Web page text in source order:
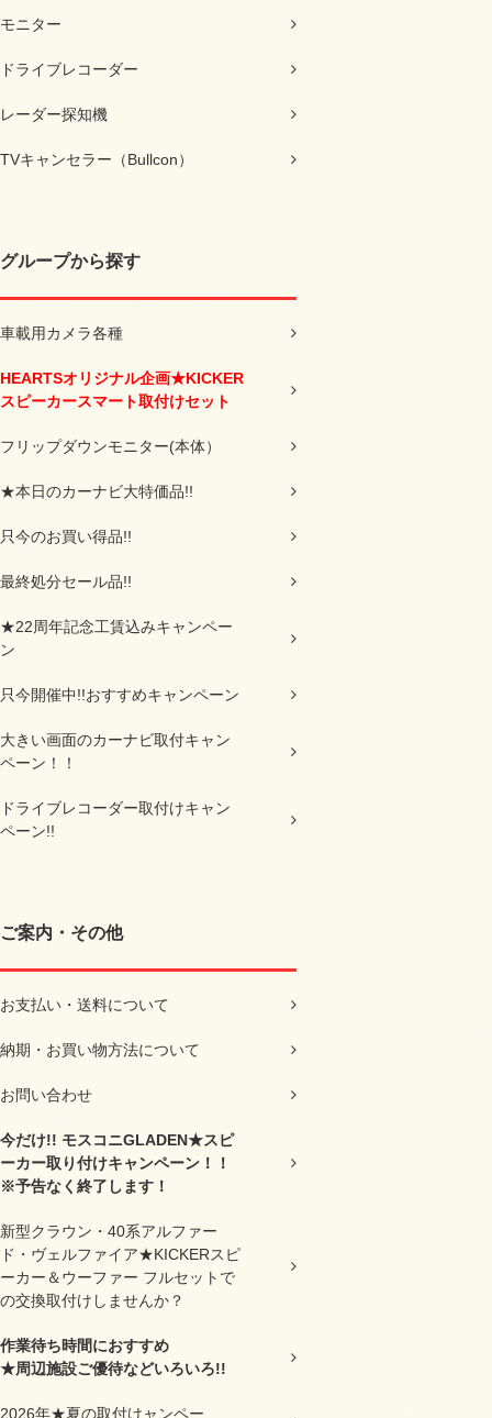
モニター
ドライブレコーダー
レーダー探知機
TVキャンセラー（Bullcon）
グループから探す
車載用カメラ各種
HEARTSオリジナル企画★KICKER
スピーカースマート取付けセット
フリップダウンモニター(本体）
★本日のカーナビ大特価品!!
只今のお買い得品!!
最終処分セール品!!
★22周年記念工賃込みキャンペー
ン
只今開催中!!おすすめキャンペーン
大きい画面のカーナビ取付キャン
ペーン！！
ドライブレコーダー取付けキャン
ペーン!!
ご案内・その他
お支払い・送料について
納期・お買い物方法について
お問い合わせ
今だけ!! モスコニGLADEN★スピ
ーカー取り付けキャンペーン！！
※予告なく終了します！
新型クラウン・40系アルファー
ド・ヴェルファイア★KICKERスピ
ーカー＆ウーファー フルセットで
の交換取付けしませんか？
作業待ち時間におすすめ
★周辺施設ご優待などいろいろ!!
2026年★夏の取付けャンペー